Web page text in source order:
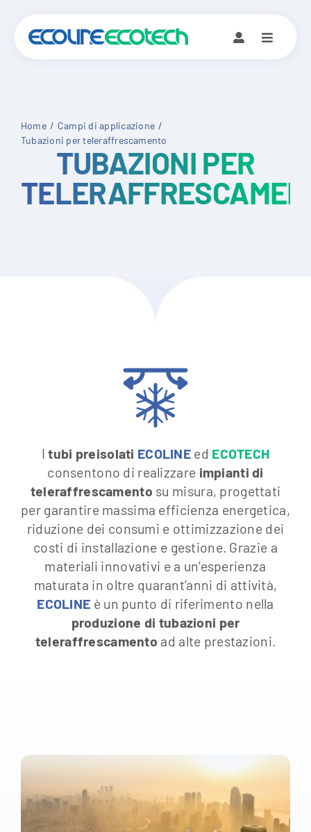
content
Home
Campi di applicazione
Tubazioni per teleraffrescamento
TUBAZIONI PER
Itubi preisolati ECOLINE ed ECOTECH
consentono di realizzare impianti di
teleraffrescamento su misura, progettati
per garantire massima efficienza energetica,
riduzione dei consumi e ottimizzazione dei
costi di installazione e gestione. Grazie a
materiali innovativi e a un’esperienza
maturata in oltre quarant’anni di attività,
ECOLINE è un punto di riferimento nella
produzione di tubazioni per
teleraffrescamento ad alte prestazioni.